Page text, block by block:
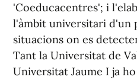
'Coeducacentres'; i
l'àmbit universitari d'un
situacions on es
Tant la Universitat de
Universitat Jaume I ja